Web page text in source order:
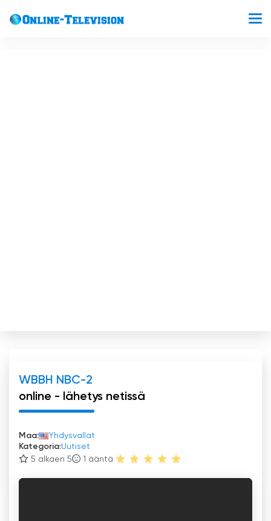
WBBH NBC-2
online - lähetys netissä
Maa:
Yhdysvallat
Kategoria:Uutiset
5 alkaen 5
1 ääntä